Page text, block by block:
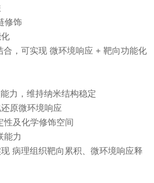
修饰
合，可实现 微环境响应 + 靶向功能化
力，维持纳米结构稳定
原微环境响应
性及化学修饰空间
能力
病理组织靶向累积、微环境响应释